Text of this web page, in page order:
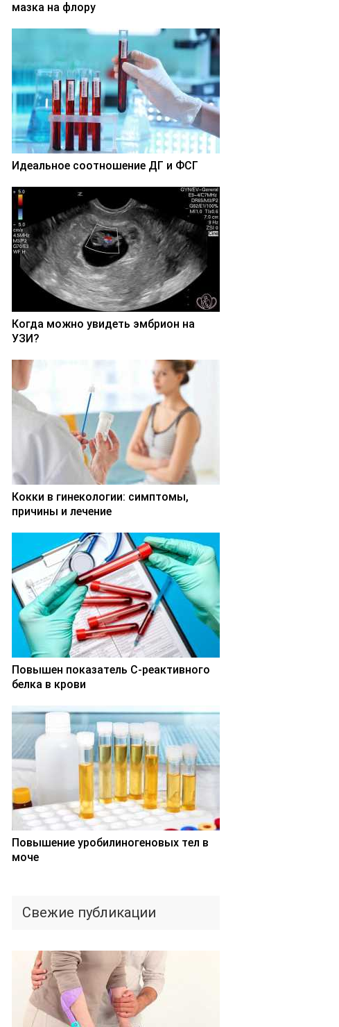
мазка на флору
Идеальное соотношение ДГ и ФСГ
Когда можно увидеть эмбрион на
УЗИ?
Кокки в гинекологии: симптомы,
причины и лечение
Повышен показатель С-реактивного
белка в крови
Повышение уробилиногеновых тел в
моче
Свежие публикации